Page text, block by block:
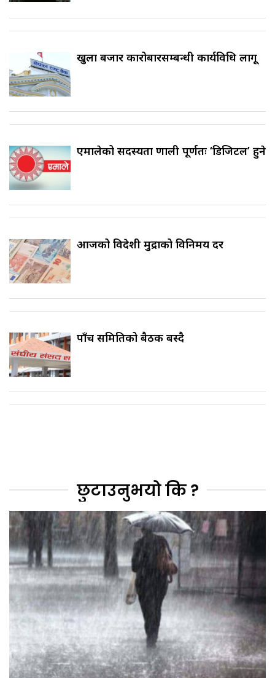
खुला बजार कारोबारसम्बन्धी कार्यविधि लागू
एमालेको सदस्यता प्रणाली पूर्णतः ‘डिजिटल’ हुने
आजको विदेशी मुद्राको विनिमय दर
पाँच समितिको बैठक बस्दै
छुटाउनुभयो कि ?